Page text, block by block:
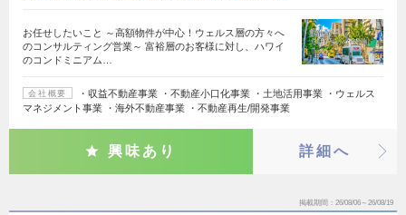
お任せしたいこと ～高額物件が中心！ウェルス層の方々へ
のコンサルティング営業～ 富裕層のお客様に対し、ハワイ
のコンドミニアム…
会社概要
・収益不動産事業 ・不動産小口化事業 ・土地活用事業 ・ウェルス
マネジメント事業 ・海外不動産事業 ・不動産再生/開発事業
興味あり 詳細へ
掲載期間 26/08/06～26/08/19